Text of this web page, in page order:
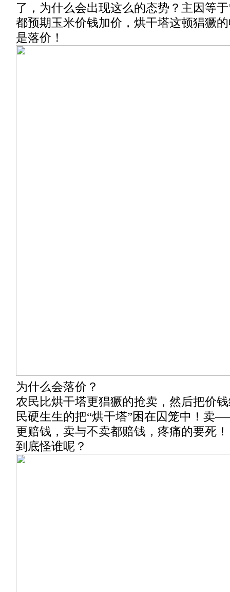
了，为什么会出现这么的态势？主因等
都预期玉米价钱加价，烘干塔这顿猖獗
是落价！
为什么会落价？
农民比烘干塔更猖獗的抢卖，然后把价
民硬生生的把“烘干塔”困在囚笼中！
更赔钱，卖与不卖都赔钱，疼痛的要死！
到底怪谁呢？